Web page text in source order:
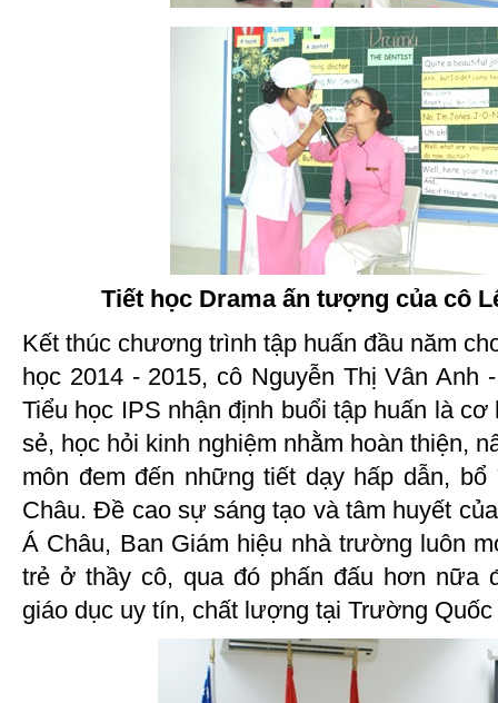
Tiết học Drama ấn tượng của cô
Kết thúc chương trình tập huấn đầu năm
học 2014 - 2015, cô Nguyễn Thị Vân Anh
Tiểu học IPS nhận định buổi tập huấn là
sẻ, học hỏi kinh nghiệm nhằm hoàn thiện,
môn đem đến những tiết dạy hấp dẫn,
Châu. Đề cao sự sáng tạo và tâm huyết
Á Châu, Ban Giám hiệu nhà trường luôn
trẻ ở thầy cô, qua đó phấn đấu hơn nữa
giáo dục uy tín, chất lượng tại Trường